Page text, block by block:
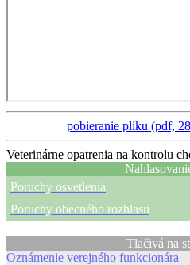
pobieranie pliku (pdf,
Veterinárne opatrenia na kontrolu
Poruchy osvetlenia
Poruchy obecného rozhlasu
Tlačivá na
Oznámenie verejného funkcionára